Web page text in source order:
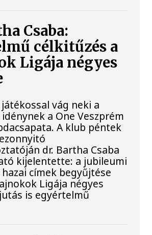
Csaba:
célkitűzés a
Ligája négyes
vág neki a
a One Veszprém
A klub péntek
dr. Bartha Csaba
kijelentette: a jubileumi
címek begyűjtése
Ligája négyes
is egyértelmű